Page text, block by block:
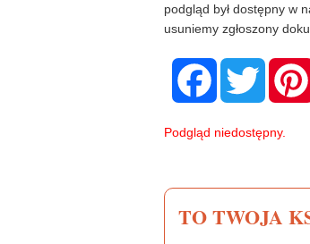
podgląd był dostępny w
usuniemy zgłoszony
F
o
T
w
e
Podgląd niedostępny.
TO TWOJA